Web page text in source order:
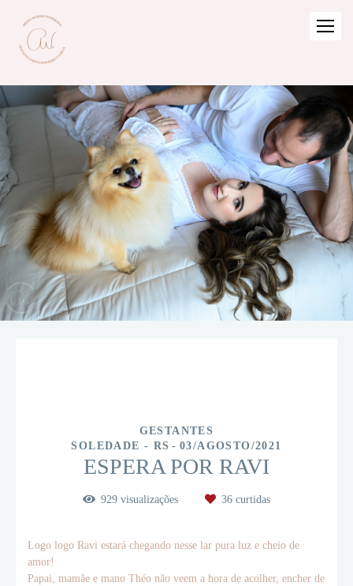
GESTANTES
SOLEDADE - RS
03/AGOSTO/2021
ESPERA POR RAVI
929 visualizações 36 curtidas
Logo logo Ravi estará chegando nesse lar pura luz e cheio de
amor!
Papai, mamãe e mano Théo não veem a hora de acolher, encher de